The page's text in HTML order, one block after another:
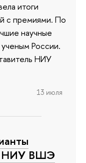
итоги
с премиями. По
научные
России.
НИУ
13 июля
НИУ ВШЭ